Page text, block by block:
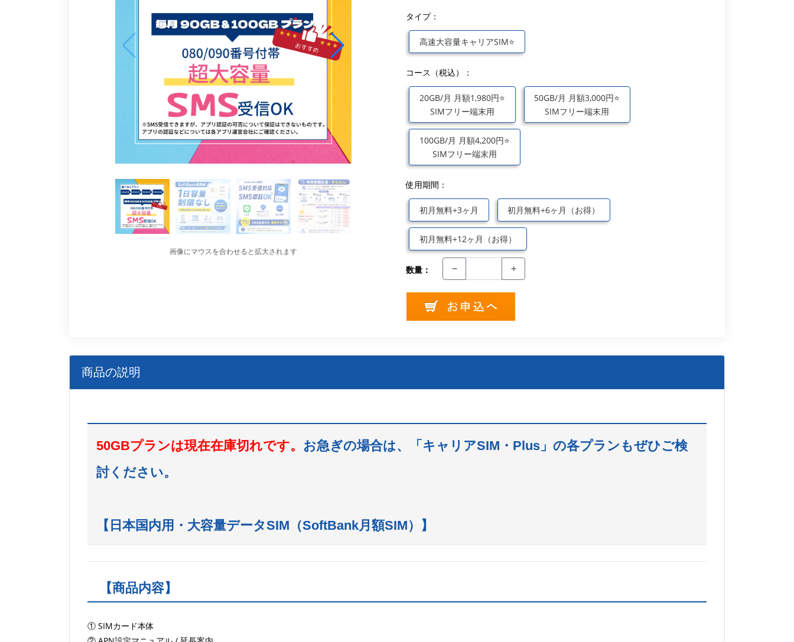
画像にマウスを合わせると拡大されます
タイプ：
高速大容量キャリアSIM⭐
コース（税込）：
20GB/月 月額1,980円⭐
SIMフリー端末用
50GB/月 月額3,000円⭐
SIMフリー端末用
100GB/月 月額4,200円⭐
SIMフリー端末用
使用期間：
初月無料+3ヶ月 初月無料+6ヶ月（お得）
初月無料+12ヶ月（お得）
数量： − +
商品の説明
50GBプランは現在在庫切れです。 お急ぎの場合は、「キャリアSIM・Plus」の各プランもぜひご検
討ください。
【日本国内用・大容量データSIM（SoftBank月額SIM）】
【商品内容】
① SIMカード本体